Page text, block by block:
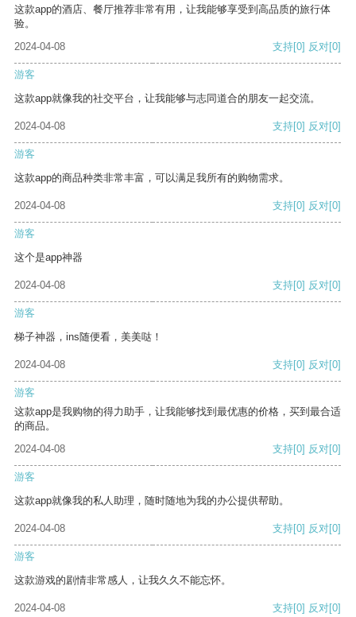
这款app的酒店、餐厅推荐非常有用，让我能够享受到高品质的旅行体
验。
2024-04-08
支持[0] 反对[0]
游客
这款app就像我的社交平台，让我能够与志同道合的朋友一起交流。
2024-04-08 支持[0] 反对[0]
游客
这款app的商品种类非常丰富，可以满足我所有的购物需求。
2024-04-08 支持[0] 反对[0]
游客
这个是app神器
2024-04-08 支持[0] 反对[0]
游客
梯子神器，ins随便看，美美哒！
2024-04-08 支持[0] 反对[0]
游客
这款app是我购物的得力助手，让我能够找到最优惠的价格，买到最合适
的商品。
2024-04-08
支持[0] 反对[0]
游客
这款app就像我的私人助理，随时随地为我的办公提供帮助。
2024-04-08 支持[0] 反对[0]
游客
这款游戏的剧情非常感人，让我久久不能忘怀。
2024-04-08 支持[0] 反对[0]